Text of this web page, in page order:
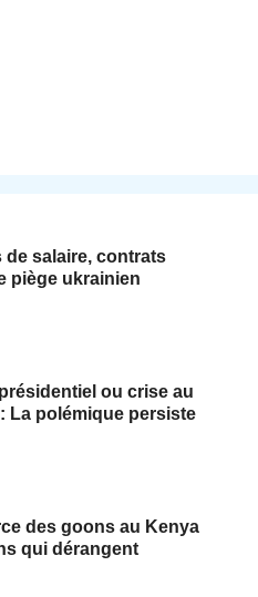
de salaire, contrats
piège ukrainien
ou crise au
La polémique persiste
des goons au Kenya
qui dérangent